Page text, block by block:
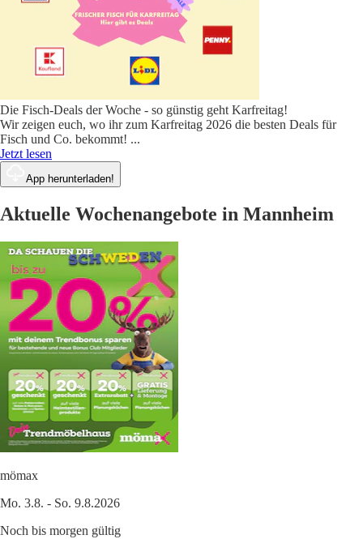
Die Fisch-Deals der Woche - so günstig geht Karfreitag!
Wir zeigen euch, wo ihr zum Karfreitag 2026 die besten Deals für
Fisch und Co. bekommt! ...
Jetzt lesen
App herunterladen!
Aktuelle Wochenangebote in Mannheim
mömax
Mo. 3.8. - So. 9.8.2026
Noch bis morgen gültig